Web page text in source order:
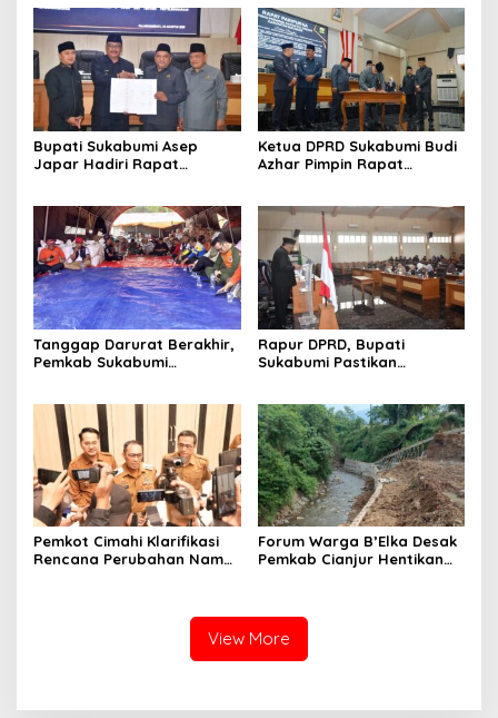
Bupati Sukabumi Asep
Japar Hadiri Rapat
Disabilitas
Ketua DPRD Sukabumi Budi
Azhar Pimpin Rapat
Tanggap Darurat Berakhir,
Pemkab Sukabumi
Rapur DPRD, Bupati
Sukabumi Pastikan
Pemkot Cimahi Klarifikasi
Rencana Perubahan Nama
Forum Warga B’Elka Desak
Pemkab Cianjur Hentikan
View More